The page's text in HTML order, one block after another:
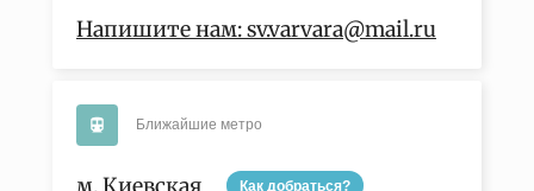
Напишите нам: sv.varvara@mail.ru
Ближайшие метро
Как добраться?